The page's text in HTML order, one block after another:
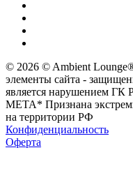
© 2026 © Ambient
элементы сайта -
является нарушением ГК
МЕТА* Признана
на территории РФ
Конфиденциальность
Оферта